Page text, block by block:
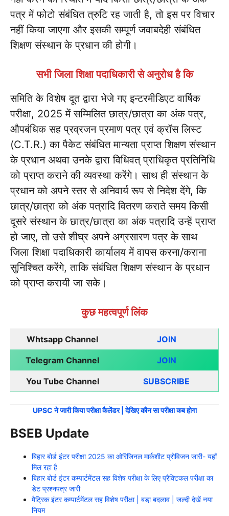
पत्र में फोटो संबंधित त्रुटि रह जाती है, तो इस पर विचार
नहीं किया जाएगा और इसकी सम्पूर्ण जवाबदेही संबंधित
शिक्षण संस्थान के प्रधान की होगी।
सभी जिला शिक्षा पदाधिकारी से अनुरोध है कि
समिति के विशेष दूत द्वारा भेजे गए इन्टरमीडिएट वार्षिक
परीक्षा, 2025 में सम्मिलित छात्र/छात्रा का अंक पत्र,
औपबंधिक सह प्रव्रजन प्रमाण पत्र एवं क्रॉस लिस्ट
(C.T.R.) का पैकेट संबंधित मान्यता प्राप्त शिक्षण संस्थान
के प्रधान अथवा उनके द्वारा विधिवत् प्राधिकृत प्रतिनिधि
को प्राप्त कराने की व्यवस्था करेंगे। साथ ही संस्थान के
प्रधान को अपने स्तर से अनिवार्य रूप से निदेश देंगे, कि
छात्र/छात्रा को अंक पत्रादि वितरण कराते समय किसी
दूसरे संस्थान के छात्र/छात्रा का अंक पत्रादि उन्हें प्राप्त
हो जाए, तो उसे शीघ्र अपने अग्रसारण पत्र के साथ
जिला शिक्षा पदाधिकारी कार्यालय में वापस करना/कराना
सुनिश्चित करेंगे, ताकि संबंधित शिक्षण संस्थान के प्रधान
को प्राप्त करायी जा सके।
कुछ महत्वपूर्ण लिंक
Whtsapp Channel JOIN
Telegram Channel JOIN
You Tube Channel SUBSCRIBE
UPSC ने जारी किया परीक्षा कैलेंडर | देखिए कौन सा परीक्षा कब होगा
BSEB Update
बिहार बोर्ड इंटर परीक्षा 2025 का ओरिजिनल मार्कशीट प्रोविजन जारी- यहाँ
मिल रहा है
बिहार बोर्ड इंटर कम्पार्टमेंटल सह विशेष परीक्षा के लिए प्रैक्टिकल परीक्षा का
डेट प्रश्नपत्र जारी
मैट्रिक इंटर कम्पार्टमेंटल सह विशेष परीक्षा | बडा़ बदलाव | जल्दी देखें नया
नियम